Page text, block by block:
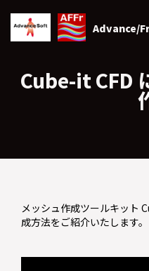
Advance/
Cube-it CFD
メッシュ作成ツールキット
成方法をご紹介いたします。